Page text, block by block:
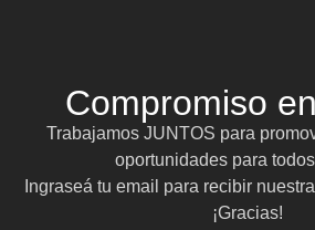
Compromiso
Trabajamos JUNTOS para
oportunidades para
Ingraseá tu email para recibir
¡Gracias!